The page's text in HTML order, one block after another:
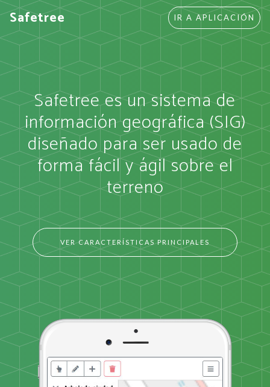
Safetree IR A APLICACIÓN
Safetree es un sistema de
información geográfica (SIG)
diseñado para ser usado de
forma fácil y ágil sobre el
terreno
VER CARACTERÍSTICAS PRINCIPALES